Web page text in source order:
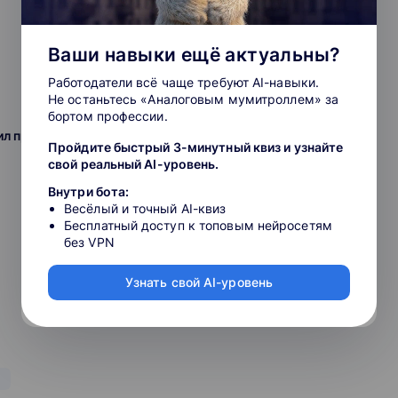
обучения включают проверку знаний и требований
такие как курсы, вебинары, статьи и экспресс-курсы. Наши
эксперты в своей отрасли. Они поясняют сложные
профессиональные темы легкими и понятными.
учащихся и более 30 тысячах специалистов,
Программы обучения соответствуют высоким
образования и науки города Москвы. Выберите
участие в закупке
Ваши навыки ещё актуальны?
Работодатели всё чаще требуют AI-навыки.
Не останьтесь «Аналоговым мумитроллем» за
бортом профессии.
Пройдите быстрый 3-минутный квиз и узнайте
свой реальный AI-уровень.
Внутри бота:
Весёлый и точный AI-квиз
Бесплатный доступ к топовым нейросетям
без VPN
Узнать свой AI-уровень